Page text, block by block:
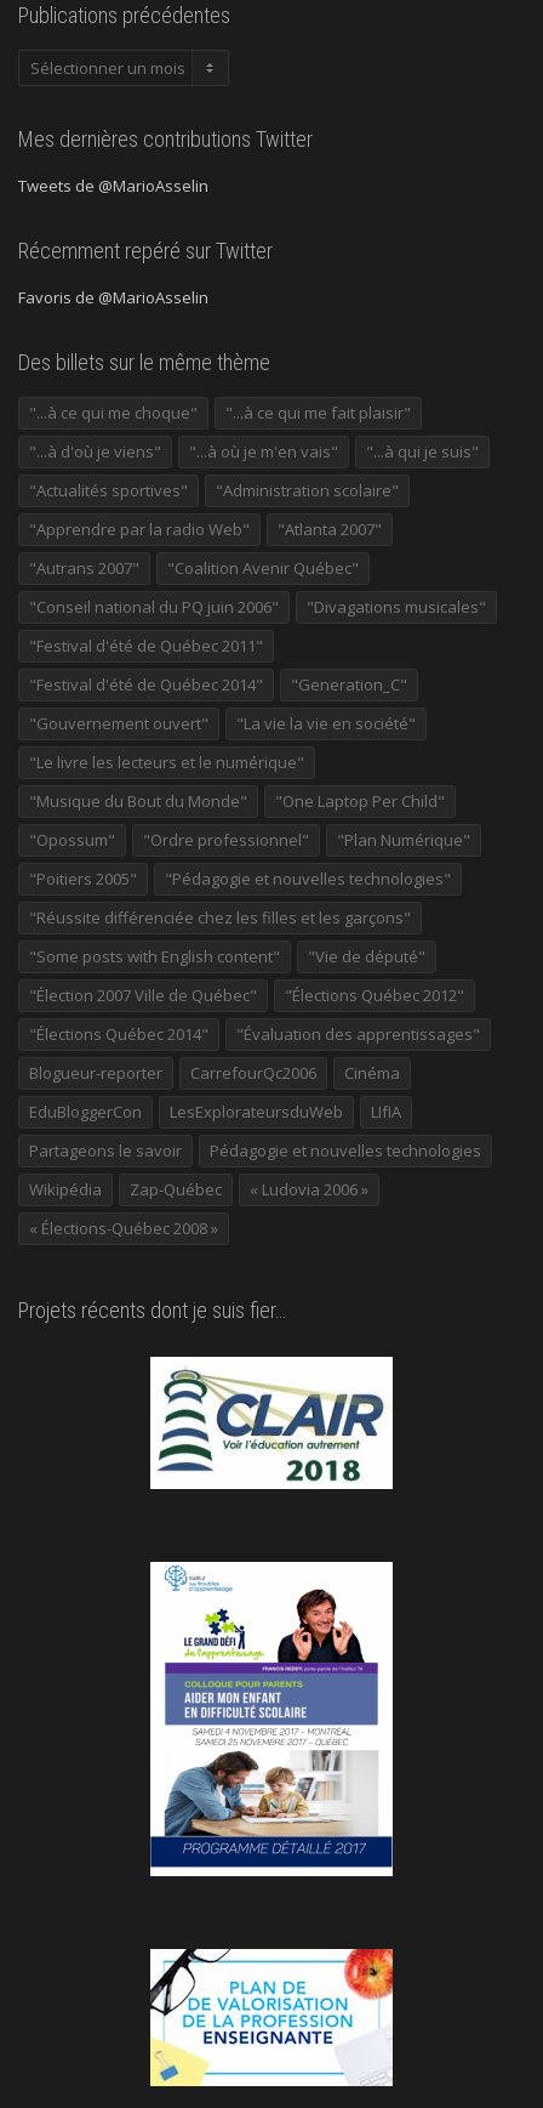
Publications précédentes
Publications
Mes dernières contributions Twitter
Tweets de @MarioAsselin
Récemment repéré sur Twitter
Favoris de @MarioAsselin
Des billets sur le même thème
"...à ce qui me choque"
"...à ce qui me fait plaisir"
"...à d'où je viens"
"...à où je m'en vais"
"...à qui je suis"
"Actualités sportives"
"Administration scolaire"
"Apprendre par la radio Web"
"Atlanta 2007"
"Autrans 2007"
"Coalition Avenir Québec"
"Conseil national du PQ juin 2006"
"Divagations musicales"
"Festival d'été de Québec 2011"
"Festival d'été de Québec 2014"
"Generation_C"
"Gouvernement ouvert"
"La vie la vie en société"
"Le livre les lecteurs et le numérique"
"Musique du Bout du Monde"
"One Laptop Per Child"
"Opossum"
"Ordre professionnel"
"Plan Numérique"
"Poitiers 2005"
"Pédagogie et nouvelles technologies"
"Réussite différenciée chez les filles et les garçons"
"Some posts with English content"
"Vie de député"
"Élection 2007 Ville de Québec"
"Élections Québec 2012"
"Élections Québec 2014"
"Évaluation des apprentissages"
Blogueur-reporter
CarrefourQc2006
Cinéma
EduBloggerCon
LesExplorateursduWeb
LIfIA
Partageons le savoir
Pédagogie et nouvelles technologies
Wikipédia
Zap-Québec
« Ludovia 2006 »
« Élections-Québec 2008 »
Projets récents dont je suis fier…